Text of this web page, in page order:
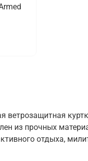
ветрозащитная
из прочных
отдыха,